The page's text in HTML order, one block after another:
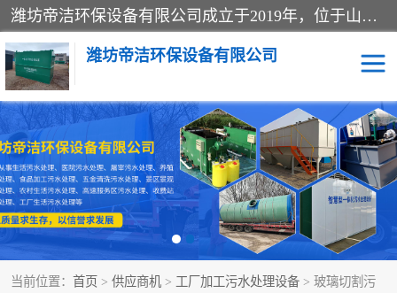
潍坊帝洁环保设备有限公司成立于2019年，位于山东省潍坊市潍城经济开发区；公司专注于环境保护专用设备及配件的研发、生产、安装与销售，同时涉及医用消毒设备、机电设备和仪器仪表的销售。此外，公司提供环保工程施工、环保技术研发与转让、技术服务以及环境工程专项设计服务，致力于为客户提供全面的环保解决方案，助力绿色可持续发展。
潍坊帝洁环保设备有限公司
当前位置： 首页 > 供应商机 > 工厂加工污水处理设备 > 玻璃切割污
一体化提升泵站 屠宰肉食品加工污水处理
设备
一体化生活污水处理设备 学校污水处理设备
医院污水处理设备 喷涂废水油墨废水
玻璃钢一体化污水处理设 水性涂料加工污水处理设